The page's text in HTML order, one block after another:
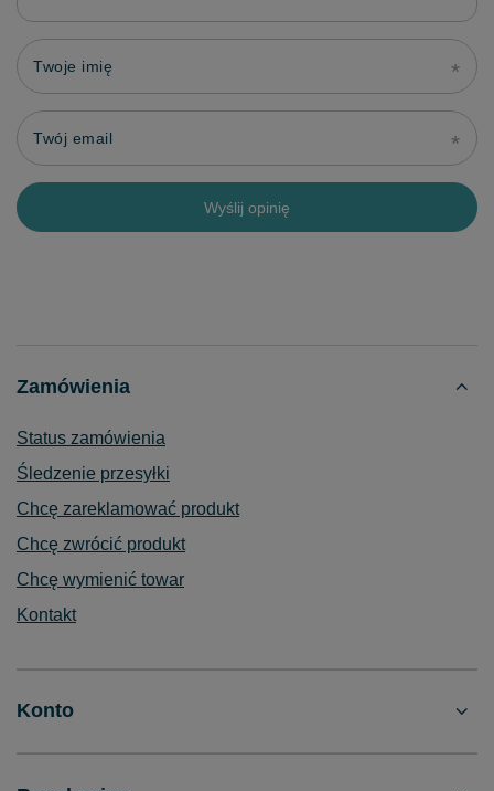
Twoje imię
Twój email
Wyślij opinię
Zamówienia
Status zamówienia
Śledzenie przesyłki
Chcę zareklamować produkt
Chcę zwrócić produkt
Chcę wymienić towar
Kontakt
Konto